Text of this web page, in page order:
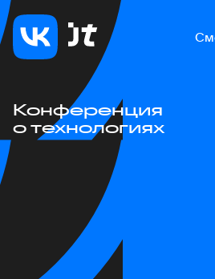
Конференция
о технологиях